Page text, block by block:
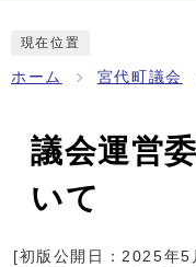
現在位置
ホーム 宮代町議会
議会運営
いて
[初版公開日：2025年5